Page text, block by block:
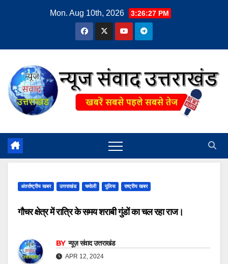
Mon. Aug 10th, 2026 3:26:28 PM
अंतर्राष्ट्रीय खबर उत्तराखंड चमोली पुलिस राष्ट्रीय खबर
गौचर क्षेत्र में रात्रि के समय शराबी गुंडों का चल रहा राज।
BY न्यूज़ संवाद उत्तराखंड
APR 12, 2024